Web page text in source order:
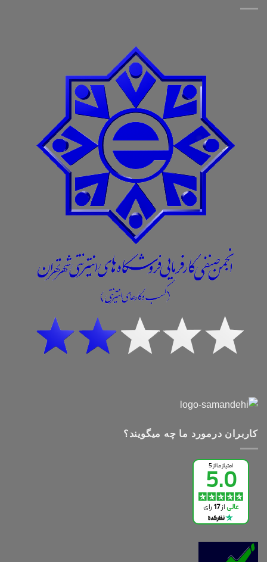
کاربران درمورد ما چه میگویند؟